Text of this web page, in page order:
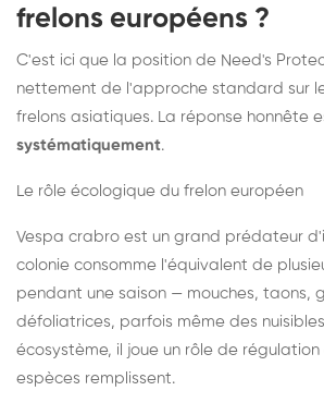
frelons européens ?
C'est ici que la position de Need's
nettement de l'approche standard sur
frelons asiatiques. La réponse honnête
systématiquement.
Le rôle écologique du frelon européen
Vespa crabro est un grand prédateur
colonie consomme l'équivalent de
pendant une saison — mouches, taons,
défoliatrices, parfois même des
écosystème, il joue un rôle de
espèces remplissent.